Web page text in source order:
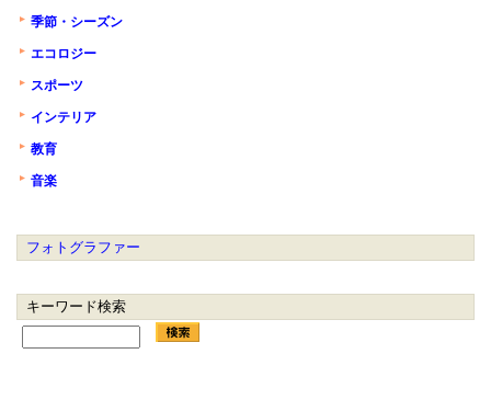
季節・シーズン
エコロジー
スポーツ
インテリア
教育
音楽
フォトグラファー
キーワード検索